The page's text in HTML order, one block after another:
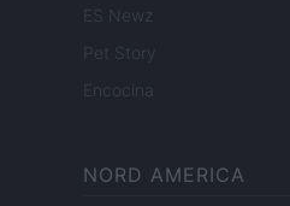
ES Newz
Pet Story
Encocina
NORD AMERICA